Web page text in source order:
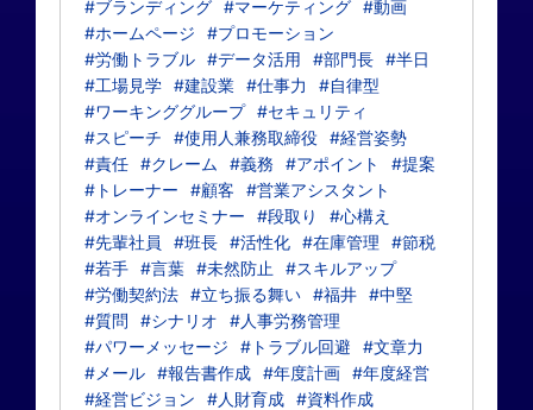
#ブランディング #マーケティング #動画
#ホームページ
#プロモーション
#労働トラブル #データ活用 #部門長 #半日
#工場見学 #建設業 #仕事力
#自律型
#ワーキンググループ #セキュリティ
#スピーチ
#使用人兼務取締役 #経営姿勢
#責任 #クレーム #義務 #アポイント
#提案
#トレーナー
#顧客
#営業アシスタント
#オンラインセミナー
#段取り
#心構え
#先輩社員
#班長 #活性化 #在庫管理
#節税
#若手 #言葉 #未然防止
#スキルアップ
#労働契約法 #立ち振る舞い #福井 #中堅
#質問
#シナリオ
#人事労務管理
#パワーメッセージ
#トラブル回避
#文章力
#メール #報告書作成 #年度計画 #年度経営
#経営ビジョン
#人財育成 #資料作成